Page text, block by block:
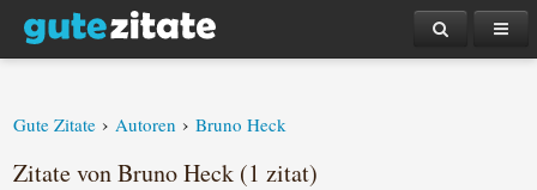
Gute Zitate › Autoren › Bruno Heck
Zitate von Bruno Heck (1 zitat)